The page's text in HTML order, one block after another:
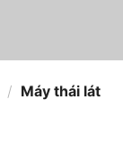
/ Máy thái lát